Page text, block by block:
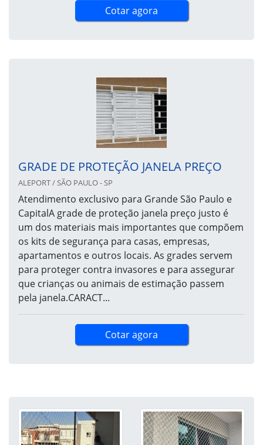
Cotar agora
GRADE DE PROTEÇÃO JANELA PREÇO
ALEPORT / SÃO PAULO - SP
Atendimento exclusivo para Grande São Paulo e
CapitalA grade de proteção janela preço justo é
um dos materiais mais importantes que compõem
os kits de segurança para casas, empresas,
apartamentos e outros locais. As grades servem
para proteger contra invasores e para assegurar
que crianças ou animais de estimação passem
pela janela.CARACT...
Cotar agora